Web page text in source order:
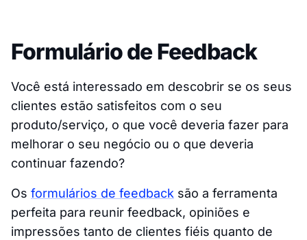
Formulário de Feedback
Você está interessado em descobrir se os seus
clientes estão satisfeitos com o seu
produto/serviço, o que você deveria fazer para
melhorar o seu negócio ou o que deveria
continuar fazendo?
Os formulários de feedback são a ferramenta
perfeita para reunir feedback, opiniões e
impressões tanto de clientes fiéis quanto de